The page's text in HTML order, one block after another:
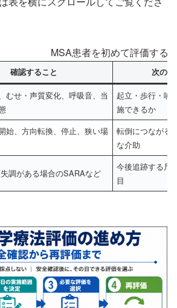
MSA患者を初めて評価する
確認すること 次の
むせ・声質変化、呼吸音、当
起立・歩行・嚥
施できるか
始、方向転換、停止、狭い場
転倒につながる
な介助
調がある場合のSARAなど
今後追跡する尺
目